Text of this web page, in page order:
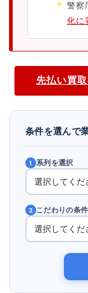
警察
化に
先払い買
条件を選んで
1 系列を選択
2 こだわりの条件